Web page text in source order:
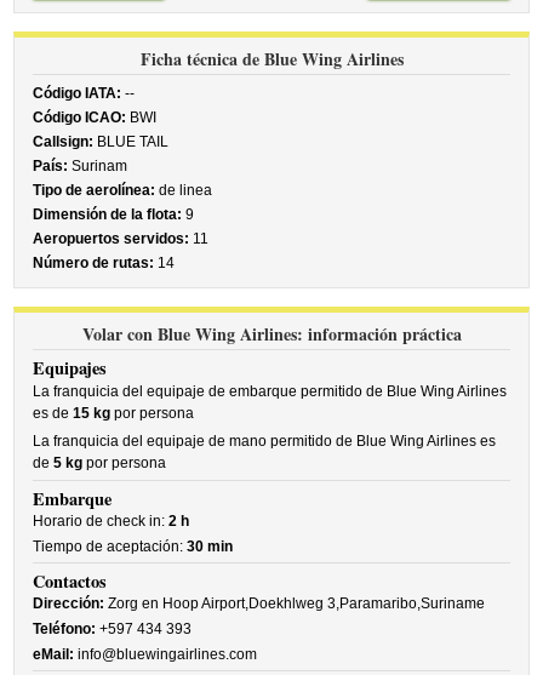
Ficha técnica de Blue Wing Airlines
Código IATA: --
Código ICAO: BWI
Callsign: BLUE TAIL
País: Surinam
Tipo de aerolínea: de linea
Dimensión de la flota: 9
Aeropuertos servidos: 11
Número de rutas: 14
Volar con Blue Wing Airlines: información práctica
Equipajes
La franquicia del equipaje de embarque permitido de Blue Wing Airlines
es de15 kg por persona
La franquicia del equipaje de mano permitido de Blue Wing Airlines es
de5 kg por persona
Embarque
Horario de check in:2 h
Tiempo de aceptación:30 min
Contactos
Dirección: Zorg en Hoop Airport,Doekhlweg 3,Paramaribo,Suriname
Teléfono: +597 434 393
eMail: info@bluewingairlines.com